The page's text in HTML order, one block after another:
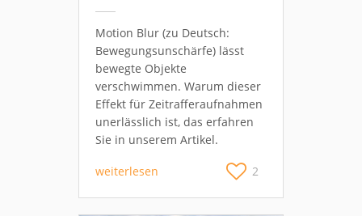
Motion Blur (zu Deutsch:
Bewegungsunschärfe) lässt
bewegte Objekte
verschwimmen. Warum dieser
Effekt für Zeitrafferaufnahmen
unerlässlich ist, das erfahren
Sie in unserem Artikel.
weiterlesen 2